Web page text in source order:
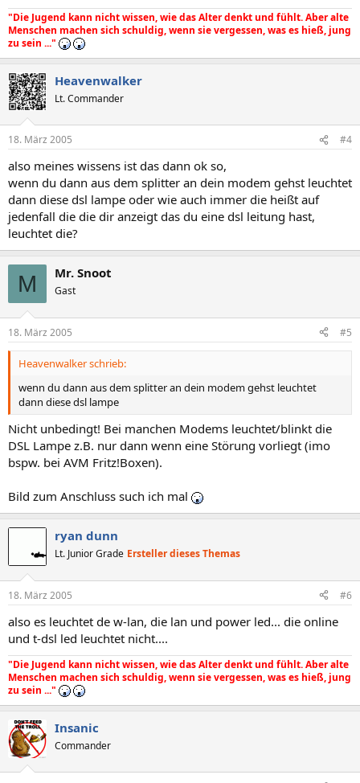
"Die Jugend kann nicht wissen, wie das Alter denkt und fühlt. Aber alte
Menschen machen sich schuldig, wenn sie vergessen, was es hieß, jung
zu sein ..."
Heavenwalker
Lt. Commander
18. März 2005 #4
also meines wissens ist das dann ok so,
wenn du dann aus dem splitter an dein modem gehst leuchtet
dann diese dsl lampe oder wie auch immer die heißt auf
jedenfall die die dir anzeigt das du eine dsl leitung hast,
leuchtet die?
M Mr. Snoot
Gast
18. März 2005 #5
Heavenwalker schrieb:
wenn du dann aus dem splitter an dein modem gehst leuchtet
dann diese dsl lampe
Nicht unbedingt! Bei manchen Modems leuchtet/blinkt die
DSL Lampe z.B. nur dann wenn eine Störung vorliegt (imo
bspw. bei AVM Fritz!Boxen).
Bild zum Anschluss such ich mal
ryan dunn
Lt. Junior Grade Ersteller dieses Themas
18. März 2005 #6
also es leuchtet de w-lan, die lan und power led... die online
und t-dsl led leuchtet nicht....
"Die Jugend kann nicht wissen, wie das Alter denkt und fühlt. Aber alte
Menschen machen sich schuldig, wenn sie vergessen, was es hieß, jung
zu sein ..."
Insanic
Commander